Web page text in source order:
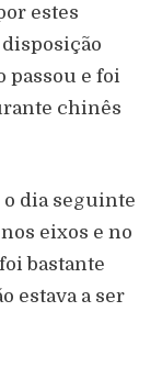
estes
passou e foi
chinês
dia seguinte
eixos e no
bastante
estava a ser